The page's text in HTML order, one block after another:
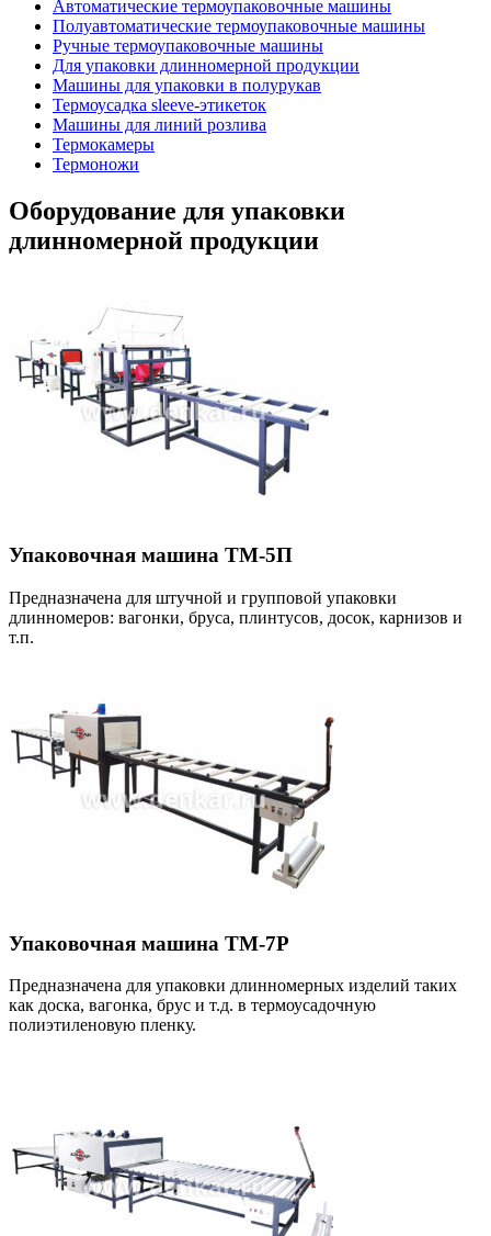
Автоматические термоупаковочные машины
Полуавтоматические термоупаковочные машины
Ручные термоупаковочные машины
Для упаковки длинномерной продукции
Машины для упаковки в полурукав
Термоусадка sleeve-этикеток
Машины для линий розлива
Термокамеры
Термоножи
Оборудование для упаковки
длинномерной продукции
Упаковочная машина ТМ-5П
Предназначена для штучной и групповой упаковки
длинномеров: вагонки, бруса, плинтусов, досок, карнизов и
т.п.
Упаковочная машина ТМ-7Р
Предназначена для упаковки длинномерных изделий таких
как доска, вагонка, брус и т.д. в термоусадочную
полиэтиленовую пленку.